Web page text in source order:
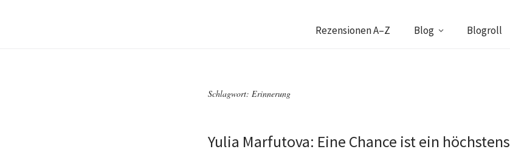
Rezensionen A–Z Blog Blogroll
Schlagwort: Erinnerung
Yulia Marfutova: Eine Chance ist ein höchstens